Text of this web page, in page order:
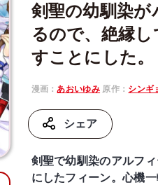
剣聖の幼馴染
るので、絶縁
すことにした。
漫画： あおいゆみ 原作： シンギ
シェア
剣聖で幼馴染のアルフ
にしたフィーン。心機